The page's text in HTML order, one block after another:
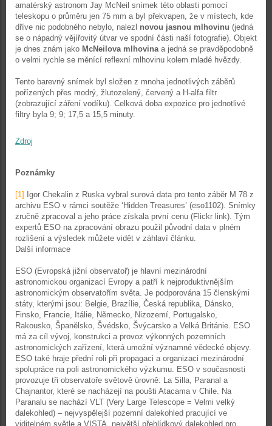
amatérský astronom Jay McNeil snímek této oblasti pomocí
teleskopu o průměru jen 75 mm a byl překvapen, že v místech, kde
dříve nic podobného nebylo, nalezl novou jasnou mlhovinu (jedná
se o nápadný vějířovitý útvar ve spodní části naší fotografie). Objekt
je dnes znám jako McNeilova mlhovinaa jedná se pravděpodobně
o velmi rychle se měnící reflexní mlhovinu kolem mladé hvězdy.
Tento barevný snímek byl složen z mnoha jednotlivých záběrů
pořízených přes modrý, žlutozelený, červený a H-alfa filtr
(zobrazující záření vodíku). Celková doba expozice pro jednotlivé
filtry byla 9; 9; 17,5 a 15,5 minuty.
Zdroj
Poznámky
[1]
Igor Chekalin z Ruska vybral surová data pro tento záběr M 78 z
archivu ESO v rámci soutěže ‘Hidden Treasures’ (eso1102). Snímky
zručně zpracoval a jeho práce získala první cenu (Flickr link). Tým
expertů ESO na zpracování obrazu použil původní data v plném
rozlišení a výsledek můžete vidět v záhlaví článku.
Další informace
ESO (Evropská jižní observatoř) je hlavní mezinárodní
astronomickou organizací Evropy a patří k nejproduktivnějším
astronomickým observatořím světa. Je podporována 15 členskými
státy, kterými jsou: Belgie, Brazílie, Česká republika, Dánsko,
Finsko, Francie, Itálie, Německo, Nizozemí, Portugalsko,
Rakousko, Španělsko, Švédsko, Švýcarsko a Velká Británie. ESO
má za cíl vývoj, konstrukci a provoz výkonných pozemních
astronomických zařízení, která umožní významné vědecké objevy.
ESO také hraje přední roli při propagaci a organizaci mezinárodní
spolupráce na poli astronomického výzkumu. ESO v současnosti
provozuje tři observatoře světově úrovně: La Silla, Paranal a
Chajnantor, které se nacházejí na poušti Atacama v Chile. Na
Paranalu se nachází VLT (Very Large Telescope = Velmi velký
dalekohled) – nejvyspělejší pozemní dalekohled pracující ve
viditelném světle a VISTA, největší přehlídkový dalekohled pro